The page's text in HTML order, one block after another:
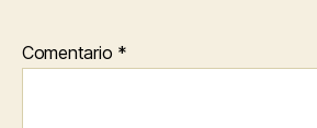
Comentario *